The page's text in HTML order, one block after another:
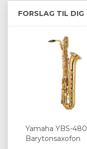
FORSLAG TIL DIG
Yamaha YBS-480
Barytonsaxofon